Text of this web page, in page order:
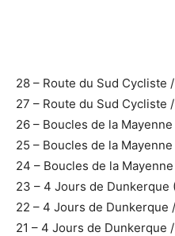
28 – Route du Sud Cycliste
27 – Route du Sud Cycliste
26 – Boucles de la Mayenne
25 – Boucles de la
24 – Boucles de la
23 – 4 Jours de Dunkerque
22 – 4 Jours de Dunkerque
21 – 4 Jours de Dunkerque